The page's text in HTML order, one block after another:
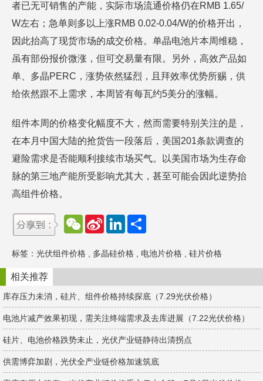
者已无可销售的产能，实际市场流通价格仍在RMB 1.65/
W左右；急单则多以上涨RMB 0.02-0.04/W的价格开出，
因此抬高了现货市场的成交价格。单晶电池片本周维稳，
虽有部份报价微涨，但可交易量有限。另外，高效产品如
单、多晶PERC，涨势依然猛烈，且拜效率优势所赐，供
给依然跟不上需求，本周皆有每瓦约5美分的涨幅。
组件本周的价格变化幅度不大，然而需要特别关注的是，
在本月中国大陆的抢货告一段落后，美国201条款调查的
避险需求是否能顺利接续市场买气。以美国市场为生存命
脉的第三地产能所受影响尤其大，甚至可能会因此逆势抬
高组件价格。
W
e
a
t
S
W
e
b
o
L
k
e
d
n
标签： 光伏组件价格 多晶硅价格 电池片价格 硅片价格
相关推荐
库存压力未消，硅片、组件价格持续探底（7.29光伏价格）
电池片减产效果初现，需关注终端需求及去库进展（7.22光伏价格）
硅片、电池价格跌势未止，光伏产业链静待出清拐点
供需博弈加剧，光伏全产业链价格加速筑底